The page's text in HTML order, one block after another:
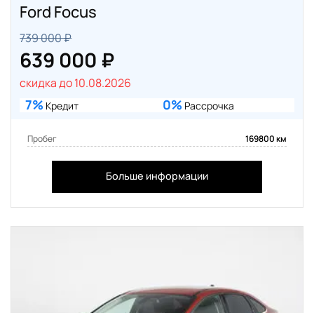
Ford Focus
739 000 ₽
639 000 ₽
скидка до 10.08.2026
7% Кредит 0% Рассрочка
Пробег 169800 км
Больше информации